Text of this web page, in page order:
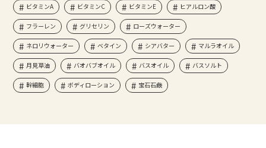
ビタミンA ビタミンC ビタミンE ヒアルロン酸
フラーレン グリセリン ローズウォーター
ネロリウォーター ベタイン シアバター マルラオイル
月見草油 バオバブオイル バスオイル バスソルト
幹細胞 ボディローション 宝石石鹸